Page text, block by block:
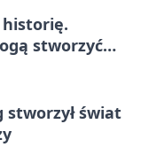
historię.
stworzyć
stworzył świat